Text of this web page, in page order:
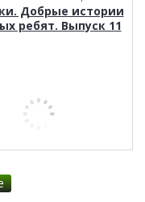
Добрые истории
ребят. Выпуск 11